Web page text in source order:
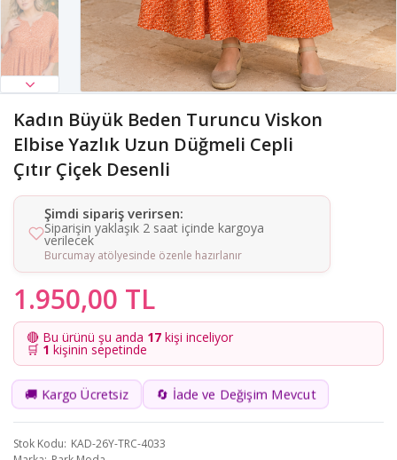
Kadın Büyük Beden Turuncu Viskon
Elbise Yazlık Uzun Düğmeli Cepli
Çıtır Çiçek Desenli
Şimdi sipariş verirsen:
Siparişin yaklaşık 2 saat içinde kargoya
verilecek
Burcumay atölyesinde özenle hazırlanır
1.950,00 TL
🔴 Bu ürünü şu anda 17 kişi inceliyor
🛒 1 kişinin sepetinde
🚚 Kargo Ücretsiz 🔄 İade ve Değişim Mevcut
Stok Kodu KAD-26Y-TRC-4033